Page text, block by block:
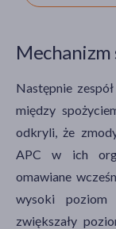
Mechanizm
Następnie
między
odkryli, że
APC w ich
omawiane
wysoki poziom
zwiększały